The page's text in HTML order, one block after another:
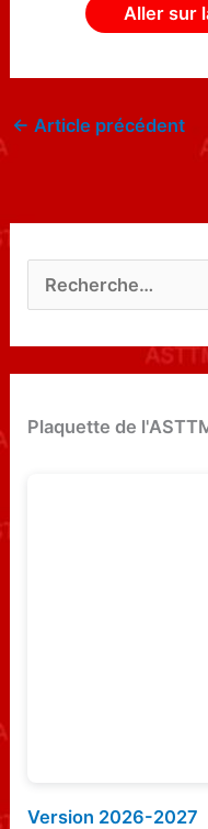
e
c
e
Plaquette de
Version 2026-2027
Aller sur
← Article précédent